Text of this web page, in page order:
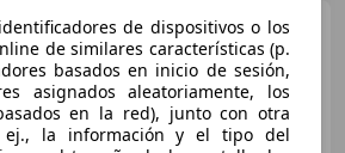
Citroen C4 Cactus
1.5BlueHDi S&S C-Series 100
€ 9.390
de dispositivos o los
de similares características (p.
basados en inicio de sesión,
asignados aleatoriamente, los
en la red), junto con otra
ej., la información y el tipo del